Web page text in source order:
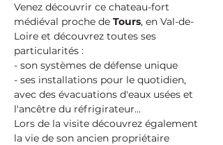
Venez découvrir ce chateau-fort
médiéval proche de Tours, en Val-de-
Loire et découvrez toutes ses
particularités :
- son systèmes de défense unique
- ses installations pour le quotidien,
avec des évacuations d'eaux usées et
l'ancêtre du réfrigirateur...
Lors de la visite découvrez également
la vie de son ancien propriétaire